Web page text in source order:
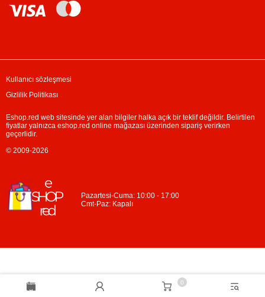
0
Pazartesi-Cuma: 10:00 - 17:00
Cmt-Paz: Kapalı
Kullanıcı sözleşmesi
Gizlilik Politikası
Eshop.red web sitesinde yer alan bilgiler halka açık bir teklif değildir. Belirtilen
fiyatlar yalnızca eshop.red online mağazası üzerinden sipariş verirken
geçerlidir.
© 2009-2026